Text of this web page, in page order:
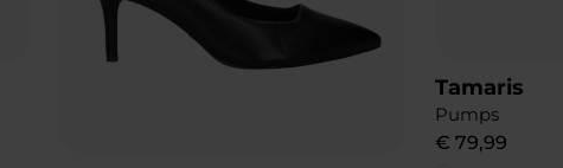
Tamaris
Pumps
€ 79,99